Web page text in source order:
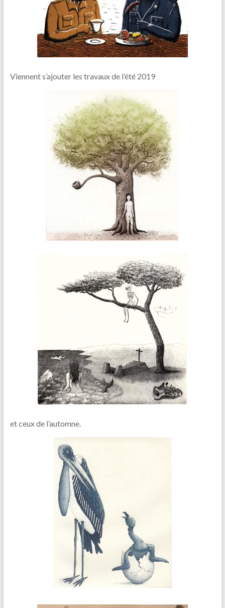
Viennent s’ajouter les travaux de l’été 2019
et ceux de l’automne.